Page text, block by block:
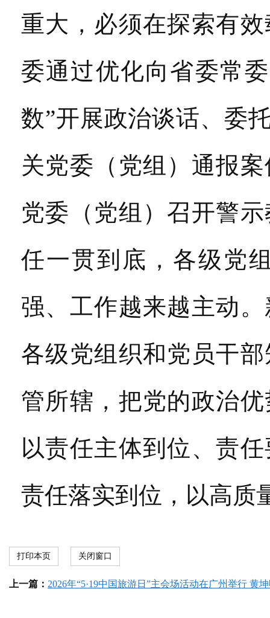
重大，必须在探索有
委通过优化向省委常
数”开展政治谈话、委
关党委（党组）通报
党委（党组）召开警
任一贯到底，各级党
强、工作越来越主动
各级党组织和党员干
管所辖，把党的政治
以责任主体到位、责
责任落实到位，以高质
打印本页 关闭窗口
上一篇： 2026年“5·19中国旅游日”主会场活动在广州举行 黄坤明宣布启